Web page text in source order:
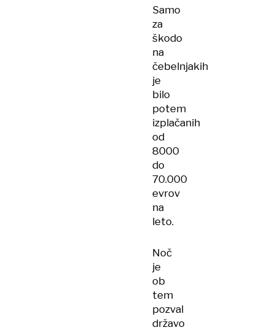
Samo
za
škodo
na
čebelnjakih
je
bilo
potem
izplačanih
od
8000
do
70.000
evrov
na
leto.
Noč
je
ob
tem
pozval
državo